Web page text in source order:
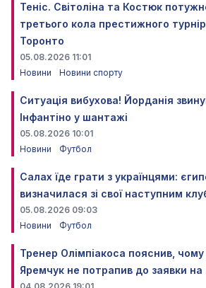
Теніс. Світоліна та Костюк
третього кола престижного
Торонто
05.08.2026 11:01
Новини
Новини спорту
Ситуація вибухова! Йорданія
Інфантіно у шантажі
05.08.2026 10:01
Новини
Футбол
Салах їде грати з українцями:
визначилася зі свої наступним
05.08.2026 09:03
Новини
Футбол
Тренер Олімпіакоса пояснив, чому
Яремчук не потрапив до заявки на